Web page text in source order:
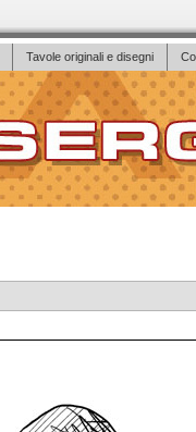
Tavole originali e disegni